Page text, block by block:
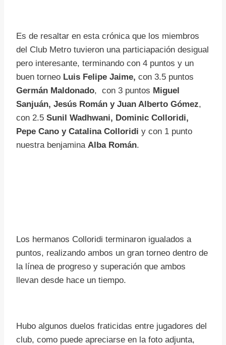
Es de resaltar en esta crónica que los miembros
del Club Metro tuvieron una particiapación desigual
pero interesante, terminando con 4 puntos y un
buen torneo Luis Felipe Jaime, con 3.5 puntos
Germán Maldonado, con 3 puntos Miguel
Sanjuán, Jesús Román y Juan Alberto Gómez,
con 2.5 Sunil Wadhwani, Dominic Colloridi,
Pepe Cano y Catalina Colloridi y con 1 punto
nuestra benjamina Alba Román.
Los hermanos Colloridi terminaron igualados a
puntos, realizando ambos un gran torneo dentro de
la línea de progreso y superación que ambos
llevan desde hace un tiempo.
Hubo algunos duelos fraticidas entre jugadores del
club, como puede apreciarse en la foto adjunta,